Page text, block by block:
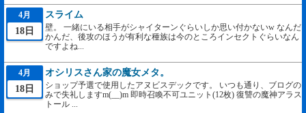
4月
18日
スライム
壁。 一緒にいる相手がシャイターンぐらいしか思い付かないw なんだ
かんだ、後攻のほうが有利な種族は今のところインセクトぐらいなん
ですよね...
4月
18日
オシリスさん家の魔女メタ。
ショップ予選で使用したアヌビスデックです。 いつも通り、ブログの
みで失礼しますm(__)m 即時召喚不可ユニット(12枚) 復讐の魔神アラス
トール ...